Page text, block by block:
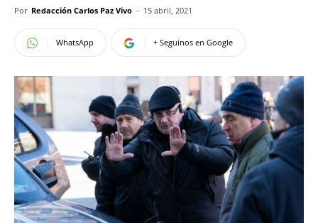
Por Redacción Carlos Paz Vivo - 15 abril, 2021
WhatsApp + Seguinos en Google